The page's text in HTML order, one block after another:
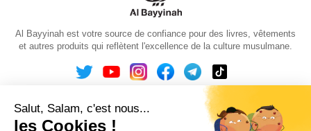
Al Bayyinah est votre source de confiance pour des livres, vêtements
et autres produits qui reflètent l'excellence de la culture musulmane.
Mentions légales 